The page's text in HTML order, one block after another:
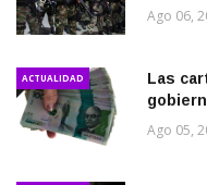
Ago 06,
ACTUALIDAD
Las
Ago 05,